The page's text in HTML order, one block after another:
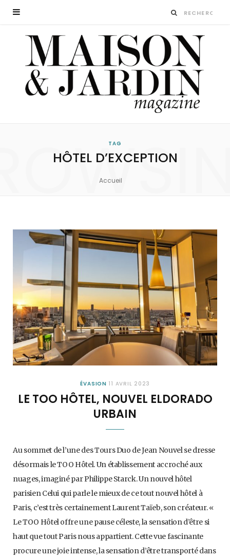
TAG
HÔTEL D’EXCEPTION
Accueil
ÉVASION 11 AVRIL 2023
LE TOO HÔTEL, NOUVEL ELDORADO
URBAIN
Au sommet de l’une des Tours Duo de Jean Nouvel se dresse
désormais le TOO Hôtel. Un établissement accroché aux
nuages, imaginé par Philippe Starck. Un nouvel hôtel
parisien Celui qui parle le mieux de ce tout nouvel hôtel à
Paris, c’est très certainement Laurent Taïeb, son créateur. «
Le TOO Hôtel offre une pause céleste, la sensation d’être si
haut que tout Paris nous appartient. Cette vue fascinante
procure une joie intense, la sensation d’être transporté dans